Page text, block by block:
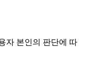
자 본인의 판단에 따